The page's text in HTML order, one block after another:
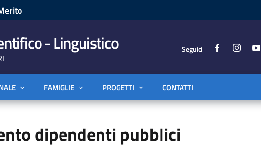
- Linguistico Seguici
FAMIGLIE PROGETTI CONTATTI
dipendenti pubblici